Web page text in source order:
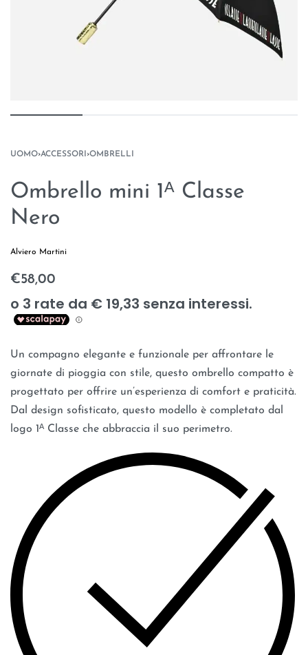
UOMO›ACCESSORI ›OMBRELLI
Ombrello mini 1ᴬ Classe
Nero
Alviero Martini
€58,00
Un compagno elegante e funzionale per affrontare le
giornate di pioggia con stile, questo ombrello compatto è
progettato per offrire un’esperienza di comfort e praticità.
Dal design sofisticato, questo modello è completato dal
logo 1ᴬ Classe che abbraccia il suo perimetro.